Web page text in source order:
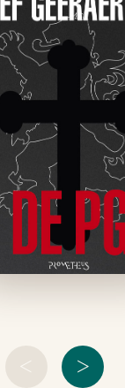
< >
De
e-boek
Albert
procureur-
te Antwerpen, is
het einde van
schitterende
Zijn vrouw, van
Belgische adel,
zich verschanst in
Opus Dei,
hun zoon